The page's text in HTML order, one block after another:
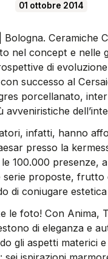
01 ottobre 2014
Ceramiche
nel concept e nelle
di
successo al
porcellanato,
avveniristiche
infatti, hanno
presso la
100.000 presenze,
serie proposte, frutto
di coniugare
le foto! Con Anima,
di eleganza e
gli aspetti materici